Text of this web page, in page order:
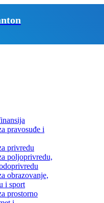
pravosuđe i
privredu
poljoprivredu,
obrazovanje,
i sport
prostorno